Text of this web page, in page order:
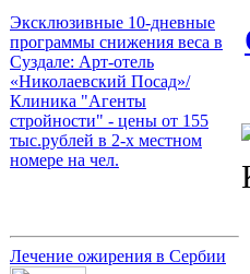
Эксклюзивные 10-дневные
программы снижения веса в
Суздале: Арт-отель
«Николаевский Посад»/
Клиника "Агенты
стройности" - цены от 155
тыс.рублей в 2-х местном
номере на чел.
Лечение ожирения в Сербии